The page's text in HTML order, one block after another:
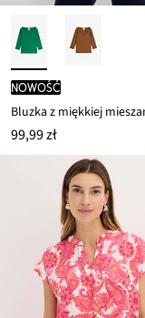
nowość
99,99 zł